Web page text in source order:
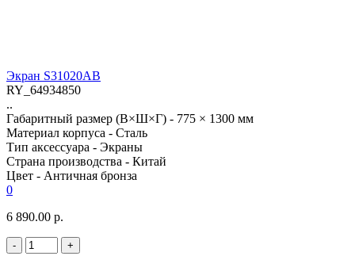
Экран S31020AB
RY_64934850
..
Габаритный размер (В×Ш×Г) - 775 × 1300 мм
Материал корпуса - Сталь
Тип аксессуара - Экраны
Страна производства - Китай
Цвет - Античная бронза
0
6 890.00 р.
- +